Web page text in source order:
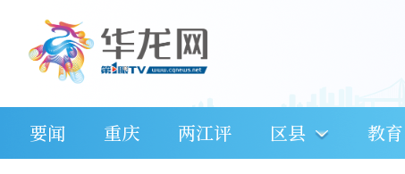
要闻 重庆 两江评 区县 教育